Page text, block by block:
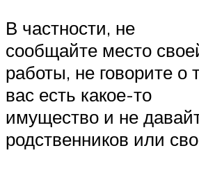
В частности, не
сообщайте место
работы, не говорите о
вас есть какое-то
имущество и не
родственников или